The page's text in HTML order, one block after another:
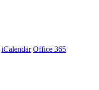
iCalendar Office 365